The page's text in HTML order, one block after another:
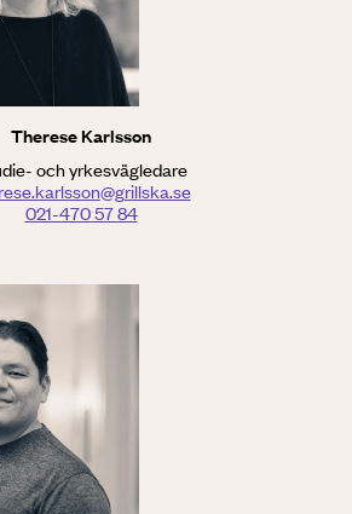
Therese Karlsson
och yrkesvägledare
021-470 57 84